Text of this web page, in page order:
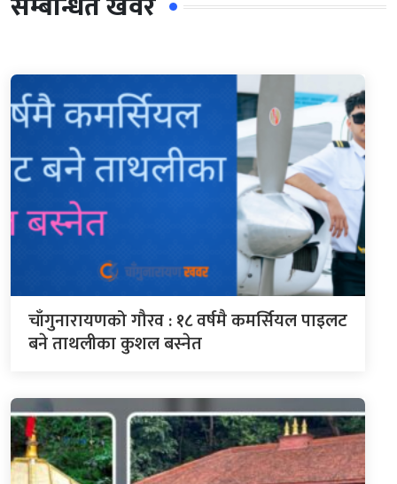
चाँगुनारायणको गौरव : १८ वर्षमै कमर्सियल पाइलट
बने ताथलीका कुशल बस्नेत